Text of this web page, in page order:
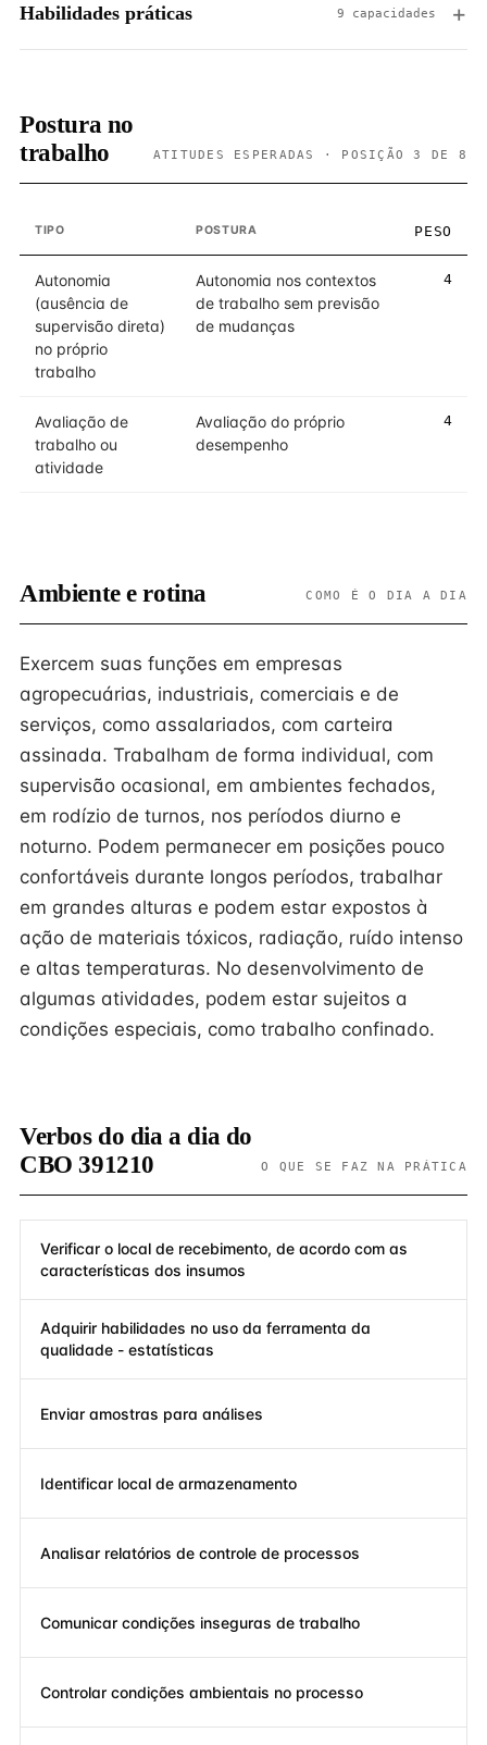
Habilidades práticas 9 capacidades
Postura no
trabalho
ATITUDES ESPERADAS · POSIÇÃO 3 DE 8
TIPO POSTURA PESO
Autonomia
(ausência de
supervisão direta)
no próprio
trabalho
Autonomia nos contextos
de trabalho sem previsão
de mudanças
4
Avaliação de
trabalho ou
atividade
Avaliação do próprio
desempenho
4
Ambiente e rotina COMO É O DIA A DIA
Exercem suas funções em empresas
agropecuárias, industriais, comerciais e de
serviços, como assalariados, com carteira
assinada. Trabalham de forma individual, com
supervisão ocasional, em ambientes fechados,
em rodízio de turnos, nos períodos diurno e
noturno. Podem permanecer em posições pouco
confortáveis durante longos períodos, trabalhar
em grandes alturas e podem estar expostos à
ação de materiais tóxicos, radiação, ruído intenso
e altas temperaturas. No desenvolvimento de
algumas atividades, podem estar sujeitos a
condições especiais, como trabalho confinado.
Verbos do dia a dia do
CBO 391210
O QUE SE FAZ NA PRÁTICA
Verificar o local de recebimento, de acordo com as
características dos insumos
Adquirir habilidades no uso da ferramenta da
qualidade - estatísticas
Enviar amostras para análises
Identificar local de armazenamento
Analisar relatórios de controle de processos
Comunicar condições inseguras de trabalho
Controlar condições ambientais no processo